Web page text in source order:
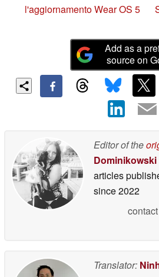
l'aggiornamento Wear OS 5
Add as a
source on
Editor of the
Dominikowski
articles
since 2022
Translator: